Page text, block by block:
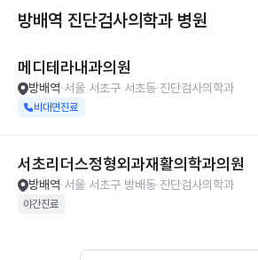
방배역 진단검사의학과 병원
메디테라내과의원
방배역 서울 서초구 서초동 진단검사의학과
비대면진료
서초리더스정형외과재활의학과의원
방배역 서울 서초구 방배동 진단검사의학과
야간진료